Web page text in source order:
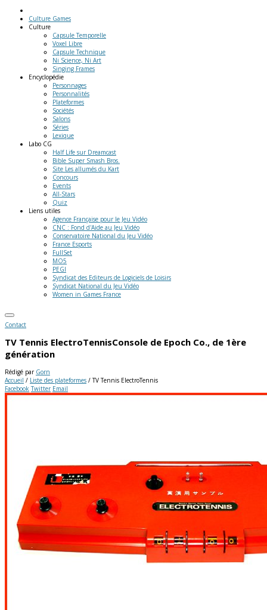
Culture Games
Culture
Capsule Temporelle
Voxel Libre
Capsule Technique
Ni Science, Ni Art
Singing Frames
Encyclopédie
Personnages
Personnalités
Plateformes
Sociétés
Salons
Séries
Lexique
Labo CG
Half Life sur Dreamcast
Bible Super Smash Bros.
Site Les allumés du Kart
Concours
Events
All-Stars
Quiz
Liens utiles
Agence Française pour le Jeu Vidéo
CNC : Fond d'Aide au Jeu Vidéo
Conservatoire National du Jeu Vidéo
France Esports
FullSet
MO5
PEGI
Syndicat des Editeurs de Logiciels de Loisirs
Syndicat National du Jeu Vidéo
Women in Games France
Contact
TV Tennis ElectroTennisConsole de Epoch Co., de 1ère
génération
Rédigé par Gorn
Accueil / Liste des plateformes / TV Tennis ElectroTennis
Facebook Twitter Email